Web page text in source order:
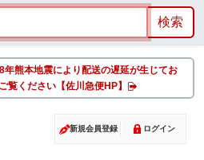
年熊本地震により配送の遅延が生じてお
覧ください【佐川急便HP】
新規会員登録 ログイン